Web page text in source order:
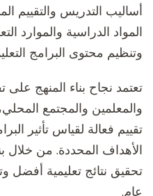
أساليب التدريس والتقييم
المواد الدراسية والموارد
وتنظيم محتوى البرامج
تعتمد نجاح بناء المنهج
والمعلمين والمجتمع
تقييم فعالة لقياس تأثير
الأهداف المحددة. من خلال
تحقيق نتائج تعليمية أفضل
عام.